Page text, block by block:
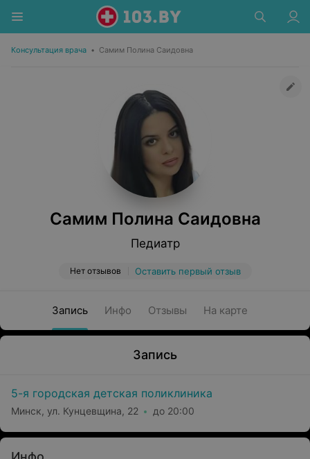
Консультация врача • Самим Полина Саидовна
Самим Полина Саидовна
Педиатр
Нет отзывов Оставить первый отзыв
Запись Инфо Отзывы На карте
Запись
5-я городская детская поликлиника
Минск, ул. Кунцевщина, 22 до 20:00